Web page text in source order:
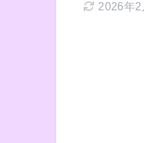
2026年2